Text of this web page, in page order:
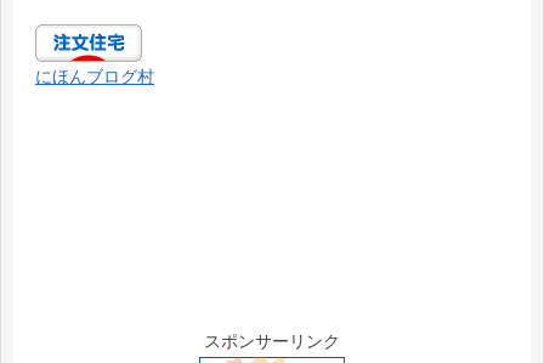
にほんブログ村
スポンサーリンク